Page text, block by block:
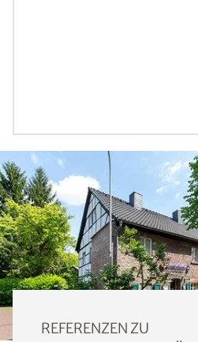
Abdichtung von innen